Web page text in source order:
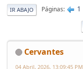
IR ABAJO Páginas 1
Cervantes
04 Abril, 2026, 13:09:45 PM